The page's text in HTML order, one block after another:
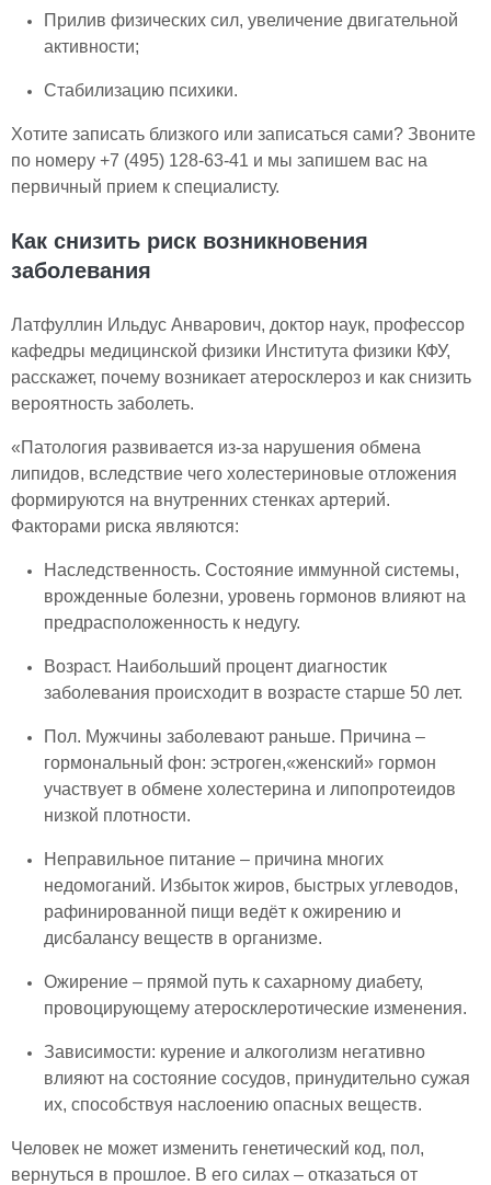
Прилив физических сил, увеличение двигательной
активности;
Стабилизацию психики.
Хотите записать близкого или записаться сами? Звоните
по номеру +7 (495) 128-63-41 и мы запишем вас на
первичный прием к специалисту.
Как снизить риск возникновения
заболевания
Латфуллин Ильдус Анварович, доктор наук, профессор
кафедры медицинской физики Института физики КФУ,
расскажет, почему возникает атеросклероз и как снизить
вероятность заболеть.
«Патология развивается из-за нарушения обмена
липидов, вследствие чего холестериновые отложения
формируются на внутренних стенках артерий.
Факторами риска являются:
Наследственность. Состояние иммунной системы,
врожденные болезни, уровень гормонов влияют на
предрасположенность к недугу.
Возраст. Наибольший процент диагностик
заболевания происходит в возрасте старше 50 лет.
Пол. Мужчины заболевают раньше. Причина –
гормональный фон: эстроген,«женский» гормон
участвует в обмене холестерина и липопротеидов
низкой плотности.
Неправильное питание – причина многих
недомоганий. Избыток жиров, быстрых углеводов,
рафинированной пищи ведёт к ожирению и
дисбалансу веществ в организме.
Ожирение – прямой путь к сахарному диабету,
провоцирующему атеросклеротические изменения.
Зависимости: курение и алкоголизм негативно
влияют на состояние сосудов, принудительно сужая
их, способствуя наслоению опасных веществ.
Человек не может изменить генетический код, пол,
вернуться в прошлое. В его силах – отказаться от